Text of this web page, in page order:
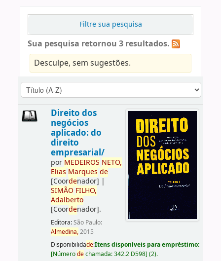
Filtre sua pesquisa
Sua pesquisa retornou 3 resultados.
Desculpe, sem sugestões.
Direito dos
negócios
aplicado: do
direito
empresarial/
por MEDEIROS NETO,
Elias Marques de
[Coordenador] |
SIMÃO FILHO,
Adalberto
[Coordenador].
Editora:São Paulo:
Almedina,2015
Disponibilidade:Itens disponíveis para empréstimo:
[Númerodechamada:342.2 D598] (2).